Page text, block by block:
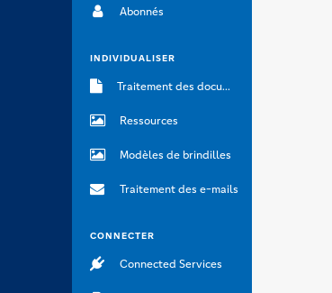
Abonnés
INDIVIDUALISER
Traitement des documents
Ressources
Modèles de brindilles
Traitement des e-mails
CONNECTER
Connected Services